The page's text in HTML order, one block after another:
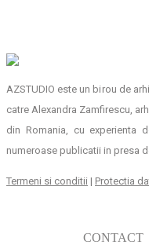
AZSTUDIO este un birou de
catre Alexandra Zamfirescu,
din Romania, cu experienta
numeroase publicatii in presa
Termeni si conditii | Protectia
CONTACT